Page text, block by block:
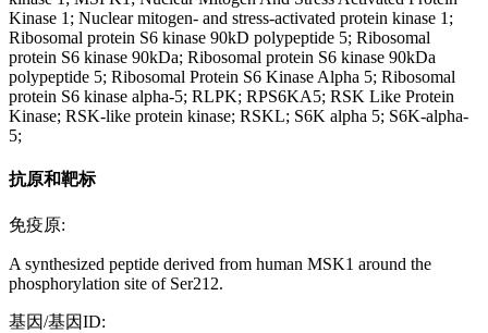
Kinase 1; Nuclear mitogen- and stress-activated protein kinase 1;
Ribosomal protein S6 kinase 90kD polypeptide 5; Ribosomal
protein S6 kinase 90kDa; Ribosomal protein S6 kinase 90kDa
polypeptide 5; Ribosomal Protein S6 Kinase Alpha 5; Ribosomal
protein S6 kinase alpha-5; RLPK; RPS6KA5; RSK Like Protein
Kinase; RSK-like protein kinase; RSKL; S6K alpha 5; S6K-alpha-
5;
抗原和靶标
免疫原:
A synthesized peptide derived from human MSK1 around the
phosphorylation site of Ser212.
基因/基因ID: